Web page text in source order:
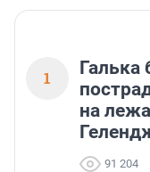
1
Галька
на
91 204